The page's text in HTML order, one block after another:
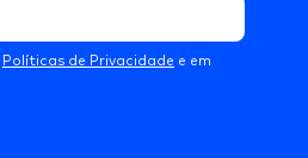
Políticas de Privacidade e em